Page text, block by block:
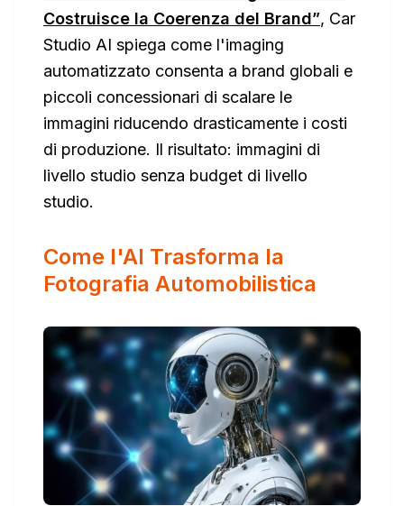
Costruisce la Coerenza del Brand”, Car
Studio AI spiega come l'imaging
automatizzato consenta a brand globali e
piccoli concessionari di scalare le
immagini riducendo drasticamente i costi
di produzione. Il risultato: immagini di
livello studio senza budget di livello
studio.
Come l'AI Trasforma la
Fotografia Automobilistica